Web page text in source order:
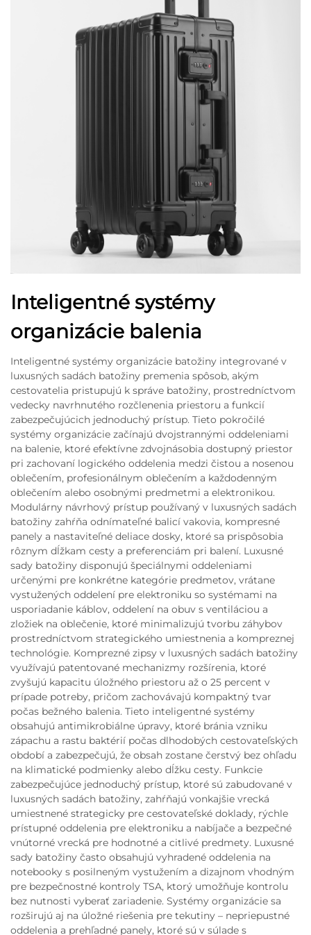
Inteligentné systémy
organizácie balenia
Inteligentné systémy organizácie batožiny integrované v
luxusných sadách batožiny premenia spôsob, akým
cestovatelia pristupujú k správe batožiny, prostredníctvom
vedecky navrhnutého rozčlenenia priestoru a funkcií
zabezpečujúcich jednoduchý prístup. Tieto pokročilé
systémy organizácie začínajú dvojstrannými oddeleniami
na balenie, ktoré efektívne zdvojnásobia dostupný priestor
pri zachovaní logického oddelenia medzi čistou a nosenou
oblečením, profesionálnym oblečením a každodenným
oblečením alebo osobnými predmetmi a elektronikou.
Modulárny návrhový prístup používaný v luxusných sadách
batožiny zahŕňa odnímateľné balicí vakovia, kompresné
panely a nastaviteľné deliace dosky, ktoré sa prispôsobia
rôznym dĺžkam cesty a preferenciám pri balení. Luxusné
sady batožiny disponujú špeciálnymi oddeleniami
určenými pre konkrétne kategórie predmetov, vrátane
vystužených oddelení pre elektroniku so systémami na
usporiadanie káblov, oddelení na obuv s ventiláciou a
zložiek na oblečenie, ktoré minimalizujú tvorbu záhybov
prostredníctvom strategického umiestnenia a kompreznej
technológie. Komprezné zipsy v luxusných sadách batožiny
využívajú patentované mechanizmy rozšírenia, ktoré
zvyšujú kapacitu úložného priestoru až o 25 percent v
prípade potreby, pričom zachovávajú kompaktný tvar
počas bežného balenia. Tieto inteligentné systémy
obsahujú antimikrobiálne úpravy, ktoré bránia vzniku
zápachu a rastu baktérií počas dlhodobých cestovateľských
období a zabezpečujú, že obsah zostane čerstvý bez ohľadu
na klimatické podmienky alebo dĺžku cesty. Funkcie
zabezpečujúce jednoduchý prístup, ktoré sú zabudované v
luxusných sadách batožiny, zahŕňajú vonkajšie vrecká
umiestnené strategicky pre cestovateľské doklady, rýchle
prístupné oddelenia pre elektroniku a nabíjače a bezpečné
vnútorné vrecká pre hodnotné a citlivé predmety. Luxusné
sady batožiny často obsahujú vyhradené oddelenia na
notebooky s posilneným vystužením a dizajnom vhodným
pre bezpečnostné kontroly TSA, ktorý umožňuje kontrolu
bez nutnosti vyberať zariadenie. Systémy organizácie sa
rozširujú aj na úložné riešenia pre tekutiny – nepriepustné
oddelenia a prehľadné panely, ktoré sú v súlade s